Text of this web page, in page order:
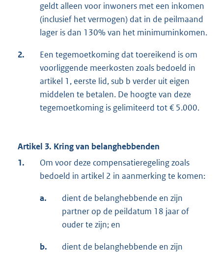
geldt alleen voor inwoners met een inkomen
(inclusief het vermogen) dat in de peilmaand
lager is dan 130% van het minimuminkomen.
2.
Een tegemoetkoming dat toereikend is om
voorliggende meerkosten zoals bedoeld in
artikel 1, eerste lid, sub b verder uit eigen
middelen te betalen. De hoogte van deze
tegemoetkoming is gelimiteerd tot € 5.000.
Artikel 3. Kring van belanghebbenden
1.
Om voor deze compensatieregeling zoals
bedoeld in artikel 2 in aanmerking te komen:
a.
dient de belanghebbende en zijn
partner op de peildatum 18 jaar of
ouder te zijn; en
b.
dient de belanghebbende en zijn